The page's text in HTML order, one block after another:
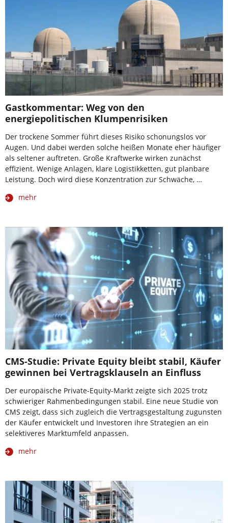
Gastkommentar: Weg von den
energiepolitischen Klumpenrisiken
Der trockene Sommer führt dieses Risiko schonungslos vor
Augen. Und dabei werden solche heißen Monate eher häufiger
als seltener auftreten. Große Kraftwerke wirken zunächst
effizient. Wenige Anlagen, klare Logistikketten, gut planbare
Leistung. Doch wird diese Konzentration zur Schwäche, …
mehr
CMS-Studie: Private Equity bleibt stabil, Käufer
gewinnen bei Vertragsklauseln an Einfluss
Der europäische Private-Equity-Markt zeigte sich 2025 trotz
schwieriger Rahmenbedingungen stabil. Eine neue Studie von
CMS zeigt, dass sich zugleich die Vertragsgestaltung zugunsten
der Käufer entwickelt und Investoren ihre Strategien an ein
selektiveres Marktumfeld anpassen.
mehr